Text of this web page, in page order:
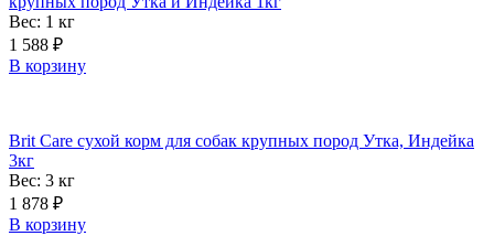
Вес: 1 кг
1 588 ₽
В корзину
Brit Care сухой корм для собак крупных пород Утка, Индейка
3кг
Вес: 3 кг
1 878 ₽
В корзину